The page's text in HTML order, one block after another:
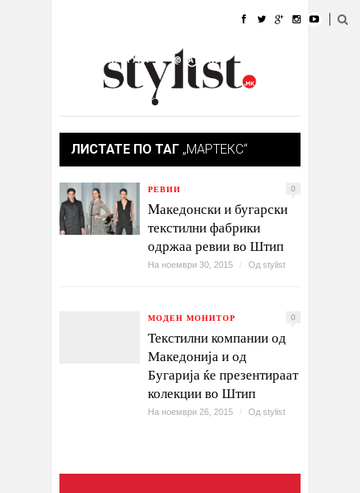
УБАВИНА
КУЛТУРА @РАБОТА
ИЗЛОГ
ЛИСТАТЕ ПО ТАГ „МАРТЕКС“
РЕВИИ 0
Mакедонски и бугарски
текстилни фабрики
одржаа ревии во Штип
На ноември 30, 2015 / Од stylist
МОДЕН МОНИТОР 0
Текстилни компании од
Македонија и од
Бугарија ќе презентираат
колекции во Штип
На ноември 26, 2015 / Од stylist